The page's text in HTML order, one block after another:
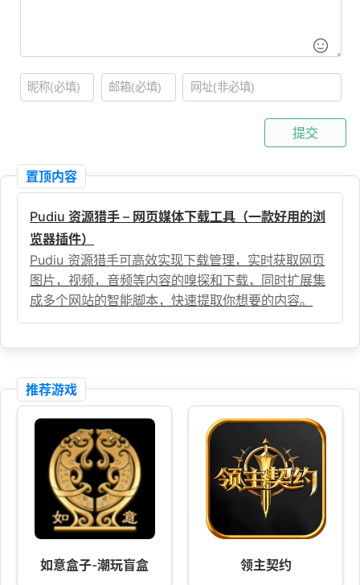
提交
置顶内容
Pudiu 资源猎手 – 网页媒体下载工具（一款好用的浏
览器插件）
Pudiu 资源猎手可高效实现下载管理，实时获取网页
图片，视频，音频等内容的嗅探和下载，同时扩展集
成多个网站的智能脚本，快速提取你想要的内容。
推荐游戏
如意盒子-潮玩盲盒 领主契约